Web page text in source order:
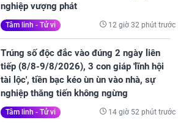
nghiệp vượng phát
Tâm linh - Tử vi 12 giờ 32 phút trước
Trúng số độc đắc vào đúng 2 ngày liên
tiếp (8/8-9/8/2026), 3 con giáp 'lĩnh hội
tài lộc', tiền bạc kéo ùn ùn vào nhà, sự
nghiệp thăng tiến không ngừng
Tâm linh - Tử vi 14 giờ 52 phút trước